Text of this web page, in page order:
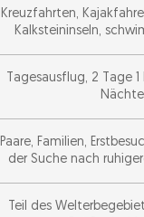
Kreuzfahrten,
Kalksteininseln,
Tagesausflug, 2 Tage
Nächte
Paare, Familien,
der Suche nach
Teil des